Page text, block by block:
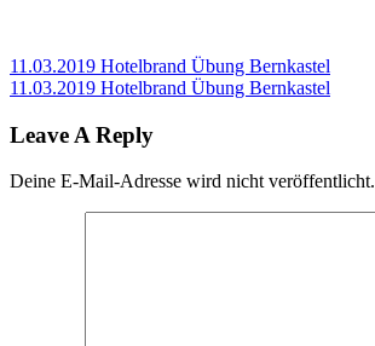
11.03.2019 Hotelbrand Übung Bernkastel
11.03.2019 Hotelbrand Übung Bernkastel
Leave A Reply
Deine E-Mail-Adresse wird nicht veröffentlicht.